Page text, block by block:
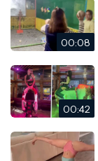
00:08
00:42